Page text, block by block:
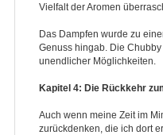
Vielfalt der Aromen
Das Dampfen wurde zu
Genuss hingab. Die
unendlicher Möglichkeiten.
Kapitel 4: Die Rückkehr
Auch wenn meine Zeit im
zurückdenken, die ich dort